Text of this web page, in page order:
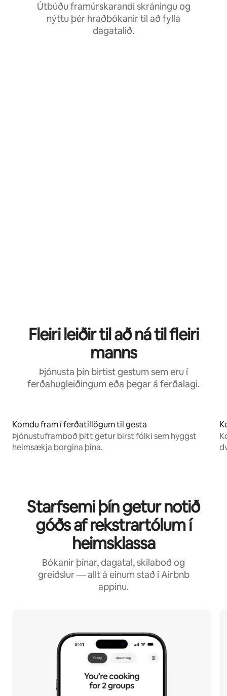
Útbúðu framúrskarandi skráningu og
nýttu þér hraðbókanir til að fylla
dagatalið.
Fleiri leiðir til að ná til fleiri
manns
Þjónusta þín birtist gestum sem eru í
ferðahugleiðingum eða þegar á ferðalagi.
Komdu fram í ferðatillögum til gesta
Þjónustuframboð þitt getur birst fólki sem hyggst
heimsækja borgina þína.
Starfsemi þín getur notið
góðs af rekstrartólum í
heimsklassa
Bókanir þínar, dagatal, skilaboð og
greiðslur — allt á einum stað í Airbnb
appinu.